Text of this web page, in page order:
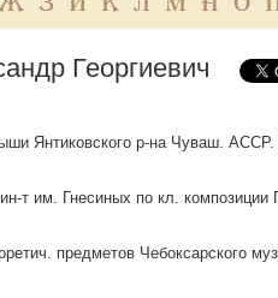
Георгиевич
Янтиковского р-на Чуваш. АССР.
т им. Гнесиных по кл. композиции
предметов Чебоксарского